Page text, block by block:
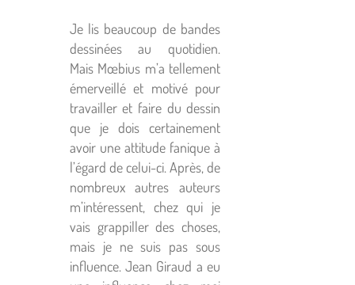
Je lis beaucoup de bandes
dessinées au quotidien.
Mais Mœbius m’a tellement
émerveillé et motivé pour
travailler et faire du dessin
que je dois certainement
avoir une attitude fanique à
l’égard de celui-ci. Après, de
nombreux autres auteurs
m’intéressent, chez qui je
vais grappiller des choses,
mais je ne suis pas sous
influence. Jean Giraud a eu